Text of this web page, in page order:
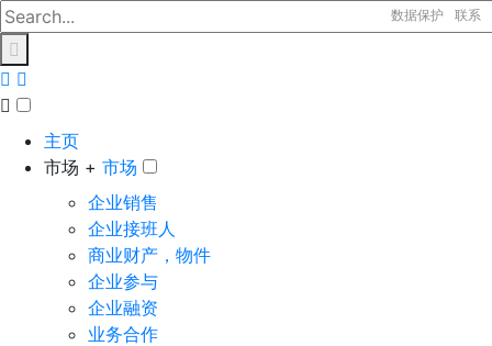
数据保护 联系
主页
市场 + 市场
企业销售
企业接班人
商业财产，物件
企业参与
企业融资
业务合作